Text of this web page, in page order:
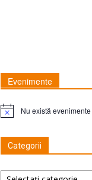
Evenimente
Notă Nu există
Categorii
Categorii